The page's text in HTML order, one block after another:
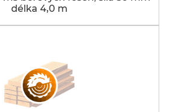
délka 4,0 m